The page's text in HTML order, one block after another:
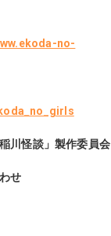
no-
川怪談」製作委員会
せ